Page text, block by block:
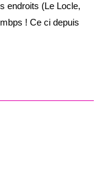
endroits (Le Locle,
! Ce ci depuis